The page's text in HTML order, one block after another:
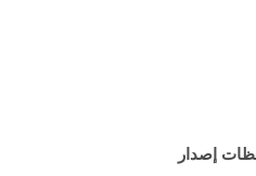
إصدار